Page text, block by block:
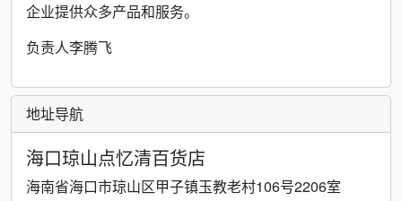
企业提供众多产品和服务。
负责人李腾飞
地址导航
海口琼山点忆清百货店
海南省海口市琼山区甲子镇玉教老村106号2206室